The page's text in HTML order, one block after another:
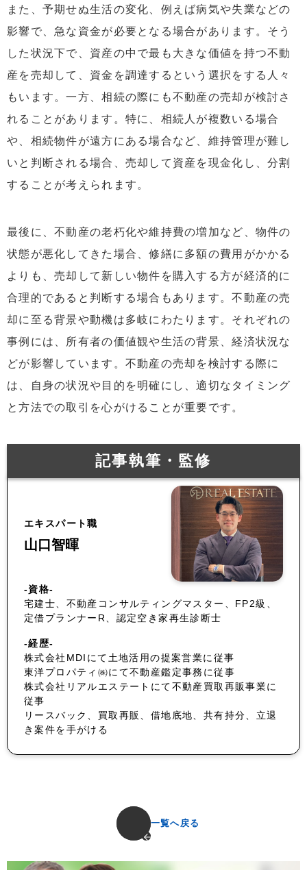
また、予期せぬ生活の変化、例えば病気や失業などの
影響で、急な資金が必要となる場合があります。そう
した状況下で、資産の中で最も大きな価値を持つ不動
産を売却して、資金を調達するという選択をする人々
もいます。一方、相続の際にも不動産の売却が検討さ
れることがあります。特に、相続人が複数いる場合
や、相続物件が遠方にある場合など、維持管理が難し
いと判断される場合、売却して資産を現金化し、分割
することが考えられます。
最後に、不動産の老朽化や維持費の増加など、物件の
状態が悪化してきた場合、修繕に多額の費用がかかる
よりも、売却して新しい物件を購入する方が経済的に
合理的であると判断する場合もあります。不動産の売
却に至る背景や動機は多岐にわたります。それぞれの
事例には、所有者の価値観や生活の背景、経済状況な
どが影響しています。不動産の売却を検討する際に
は、自身の状況や目的を明確にし、適切なタイミング
と方法での取引を心がけることが重要です。
記事執筆・監修
エキスパート職
山口智暉
-資格-
宅建士、不動産コンサルティングマスター、FP2級、
定借プランナーR、認定空き家再生診断士
-経歴-
株式会社MDIにて土地活用の提案営業に従事
東洋プロパティ㈱にて不動産鑑定事務に従事
株式会社リアルエステートにて不動産買取再販事業に
従事
リースバック、買取再販、借地底地、共有持分、立退
き案件を手がける
一覧へ戻る